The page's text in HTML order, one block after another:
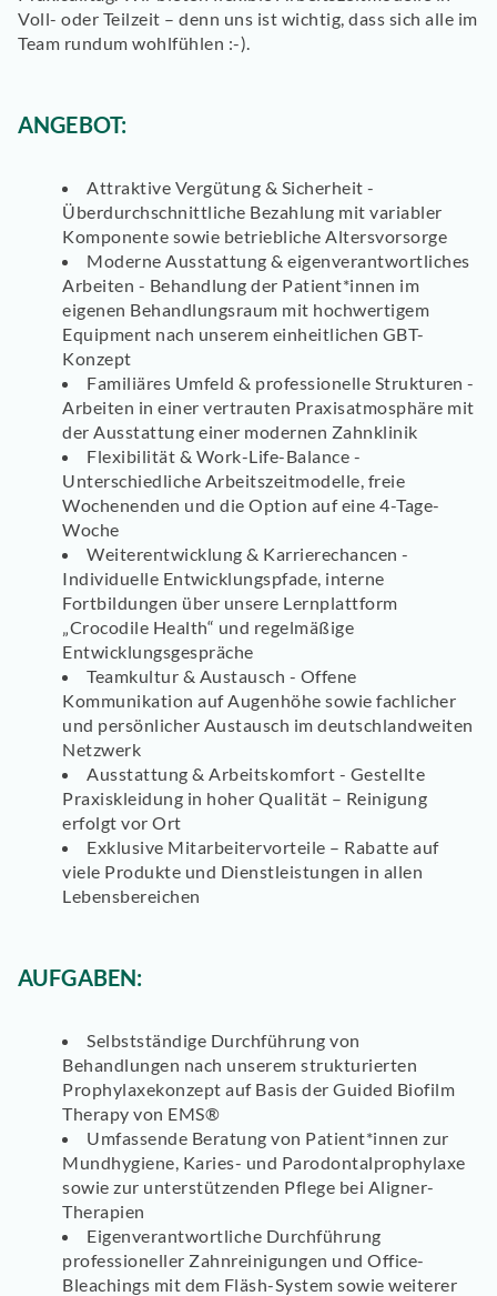
Voll- oder Teilzeit – denn uns ist wichtig, dass sich alle im
Team rundum wohlfühlen :-).
ANGEBOT:
Attraktive Vergütung & Sicherheit -
Überdurchschnittliche Bezahlung mit variabler
Komponente sowie betriebliche Altersvorsorge
Moderne Ausstattung & eigenverantwortliches
Arbeiten - Behandlung der Patient*innen im
eigenen Behandlungsraum mit hochwertigem
Equipment nach unserem einheitlichen GBT-
Konzept
Familiäres Umfeld & professionelle Strukturen -
Arbeiten in einer vertrauten Praxisatmosphäre mit
der Ausstattung einer modernen Zahnklinik
Flexibilität & Work-Life-Balance -
Unterschiedliche Arbeitszeitmodelle, freie
Wochenenden und die Option auf eine 4-Tage-
Woche
Weiterentwicklung & Karrierechancen -
Individuelle Entwicklungspfade, interne
Fortbildungen über unsere Lernplattform
„Crocodile Health“ und regelmäßige
Entwicklungsgespräche
Teamkultur & Austausch - Offene
Kommunikation auf Augenhöhe sowie fachlicher
und persönlicher Austausch im deutschlandweiten
Netzwerk
Ausstattung & Arbeitskomfort - Gestellte
Praxiskleidung in hoher Qualität – Reinigung
erfolgt vor Ort
Exklusive Mitarbeitervorteile – Rabatte auf
viele Produkte und Dienstleistungen in allen
Lebensbereichen
AUFGABEN:
Selbstständige Durchführung von
Behandlungen nach unserem strukturierten
Prophylaxekonzept auf Basis der Guided Biofilm
Therapy von EMS®
Umfassende Beratung von Patient*innen zur
Mundhygiene, Karies- und Parodontalprophylaxe
sowie zur unterstützenden Pflege bei Aligner-
Therapien
Eigenverantwortliche Durchführung
professioneller Zahnreinigungen und Office-
Bleachings mit dem Fläsh-System sowie weiterer